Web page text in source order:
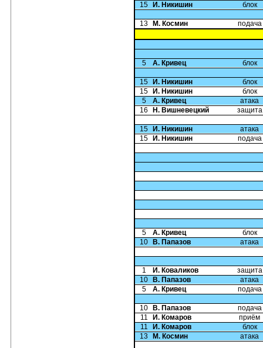
15
И. Никишин блок
13 М. Космин подача
5 А. Кривец блок
15 И. Никишин
блок
15
И. Никишин
блок
5
А. Кривец
атака
16
Н. Вишневецкий защита
15 И. Никишин
атака
15
И. Никишин подача
5 А. Кривец
блок
10
В. Папазов атака
1 И. Коваликов
защита
10
В. Папазов
атака
5
А. Кривец подача
10 В. Папазов
подача
11
И. Комаров
приём
11
И. Комаров
блок
13
М. Космин атака